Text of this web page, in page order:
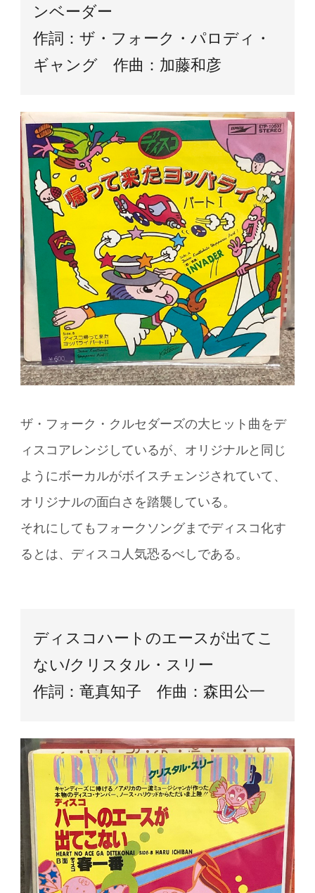
ンベーダー
作詞：ザ・フォーク・パロディ・
ギャング 作曲：加藤和彦
ザ・フォーク・クルセダーズの大ヒット曲をデ
ィスコアレンジしているが、オリジナルと同じ
ようにボーカルがボイスチェンジされていて、
オリジナルの面白さを踏襲している。
それにしてもフォークソングまでディスコ化す
るとは、ディスコ人気恐るべしである。
ディスコハートのエースが出てこ
ない/クリスタル・スリー
作詞：竜真知子 作曲：森田公一